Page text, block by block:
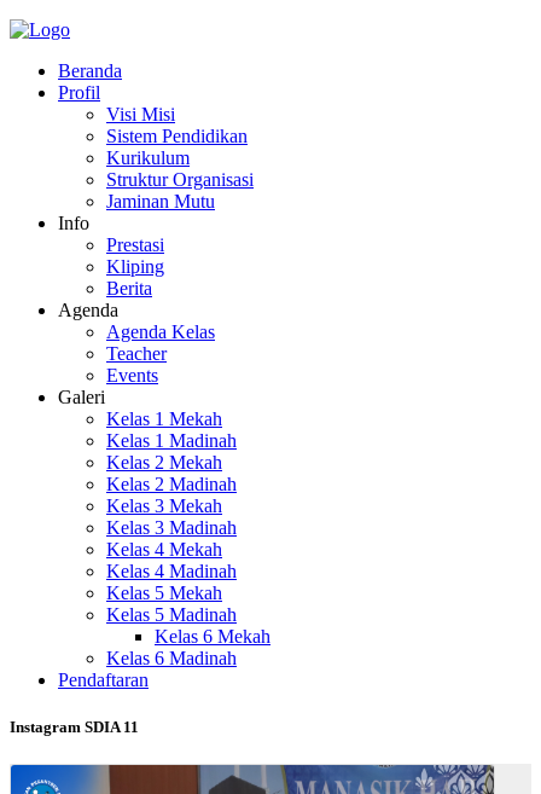
Beranda
Profil
Visi Misi
Sistem Pendidikan
Kurikulum
Struktur Organisasi
Jaminan Mutu
Info
Prestasi
Kliping
Berita
Agenda
Agenda Kelas
Teacher
Events
Galeri
Kelas 1 Mekah
Kelas 1 Madinah
Kelas 2 Mekah
Kelas 2 Madinah
Kelas 3 Mekah
Kelas 3 Madinah
Kelas 4 Mekah
Kelas 4 Madinah
Kelas 5 Mekah
Kelas 5 Madinah
Kelas 6 Mekah
Kelas 6 Madinah
Pendaftaran
Instagram SDIA 11